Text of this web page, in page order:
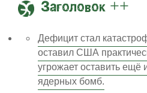
Заголовок ++
Дефицит стал
оставил США
угрожает оставить ещё
ядерных бомб.